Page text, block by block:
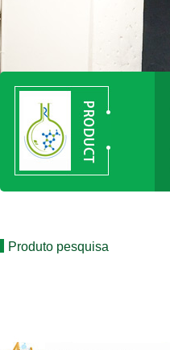
Produto pesquisa